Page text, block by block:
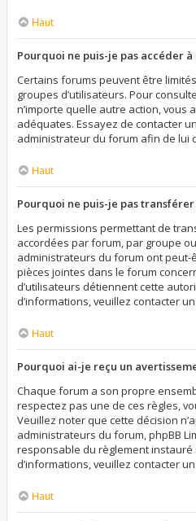
Haut
Pourquoi ne puis-je pas accéder à
Certains forums peuvent être
groupes d’utilisateurs. Pour
n’importe quelle autre action, vous
adéquates. Essayez de contacter
administrateur du forum afin de lui
Haut
Pourquoi ne puis-je pas
Les permissions permettant de
accordées par forum, par groupe
administrateurs du forum ont
pièces jointes dans le forum
d’utilisateurs détiennent cette
d’informations, veuillez contacter
Haut
Pourquoi ai-je reçu un
Chaque forum a son propre
respectez pas une de ces règles,
Veuillez noter que cette décision
administrateurs du forum, phpBB
responsable du règlement instauré
d’informations, veuillez contacter
Haut